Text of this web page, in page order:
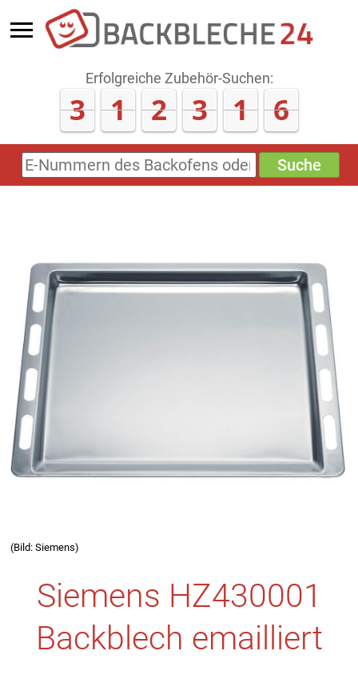
Erfolgreiche Zubehör-Suchen:
3 1 2 3 2 0
E-
Nummern
Suche
(Bild: Siemens)
Siemens HZ430001
Backblech emailliert